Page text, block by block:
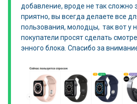
добавление, вроде не так сложно
приятно, вы всегда делаете все
пользования, молодцы, так вот у
покупатели просят сделать
энного блока. Спасибо за